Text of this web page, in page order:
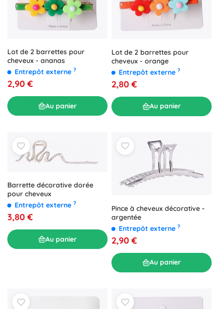
Lot de 2 barrettes pour
cheveux - ananas
Entrepôt externe ?
2,90 €
Au panier
Lot de 2 barrettes pour
cheveux - orange
Entrepôt externe ?
2,80 €
Au panier
Barrette décorative dorée
pour cheveux
Entrepôt externe ?
3,80 €
Au panier
Pince à cheveux décorative -
argentée
Entrepôt externe ?
2,90 €
Au panier